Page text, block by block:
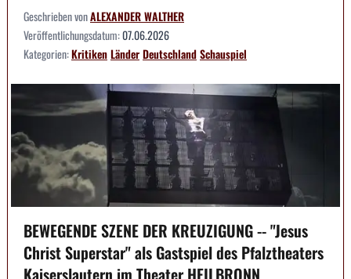
Geschrieben vonALEXANDER WALTHER
Veröffentlichungsdatum:07.06.2026
Kategorien:KritikenLänderDeutschlandSchauspiel
BEWEGENDE SZENE DER KREUZIGUNG -- "Jesus
Christ Superstar" als Gastspiel des Pfalztheaters